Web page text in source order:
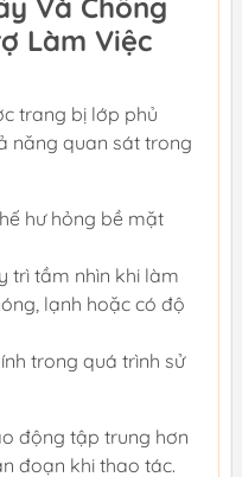
Và Chống
Làm Việc
trang bị lớp phủ
năng quan sát trong
hư hỏng bề mặt
trì tầm nhìn khi làm
lạnh hoặc có độ
trong quá trình sử
động tập trung hơn
đoạn khi thao tác.